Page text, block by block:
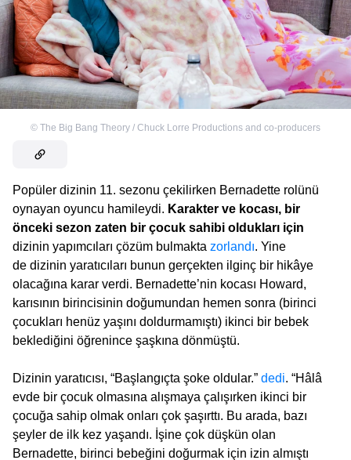
© The Big Bang Theory / Chuck Lorre Productions and co-producers
Popüler dizinin 11. sezonu çekilirken Bernadette rolünü
oynayan oyuncu hamileydi. Karakter ve kocası, bir
önceki sezon zaten bir çocuk sahibi oldukları için
dizinin yapımcıları çözüm bulmakta zorlandı. Yine
de dizinin yaratıcıları bunun gerçekten ilginç bir hikâye
olacağına karar verdi. Bernadette’nin kocası Howard,
karısının birincisinin doğumundan hemen sonra (birinci
çocukları henüz yaşını doldurmamıştı) ikinci bir bebek
beklediğini öğrenince şaşkına dönmüştü.
Dizinin yaratıcısı, “Başlangıçta şoke oldular.” dedi. “Hâlâ
evde bir çocuk olmasına alışmaya çalışırken ikinci bir
çocuğa sahip olmak onları çok şaşırttı. Bu arada, bazı
şeyler de ilk kez yaşandı. İşine çok düşkün olan
Bernadette, birinci bebeğini doğurmak için izin almıştı